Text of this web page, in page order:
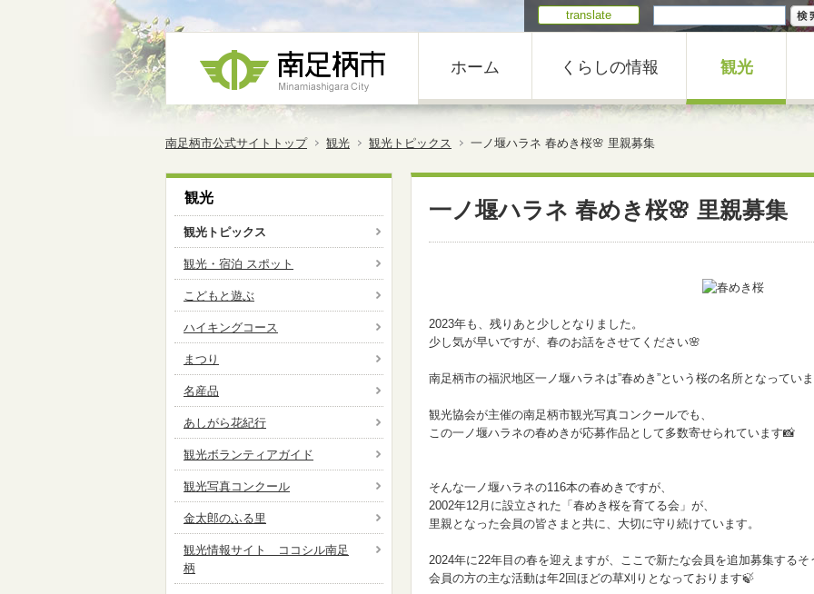
translate
ホーム くらしの情報 観光
南足柄市公式サイトトップ 観光 観光トピックス 一ノ堰ハラネ 春めき桜🌸 里親募集
一ノ堰ハラネ 春めき桜🌸 里親募集
2023年も、残りあと少しとなりました。
少し気が早いですが、春のお話をさせてください🌸
南足柄市の福沢地区一ノ堰ハラネは”春めき”という桜の名所となってい
観光協会が主催の南足柄市観光写真コンクールでも、
この一ノ堰ハラネの春めきが応募作品として多数寄せられています📸
そんな一ノ堰ハラネの116本の春めきですが、
2002年12月に設立された「春めき桜を育てる会」が、
里親となった会員の皆さまと共に、大切に守り続けています。
2024年に22年目の春を迎えますが、ここで新たな会員を追加募集するそ
会員の方の主な活動は年2回ほどの草刈りとなっております🍃
観光
観光トピックス
観光・宿泊 スポット
こどもと遊ぶ
ハイキングコース
まつり
名産品
あしがら花紀行
観光ボランティアガイド
観光写真コンクール
金太郎のふる里
観光情報サイト ココシル南足
柄